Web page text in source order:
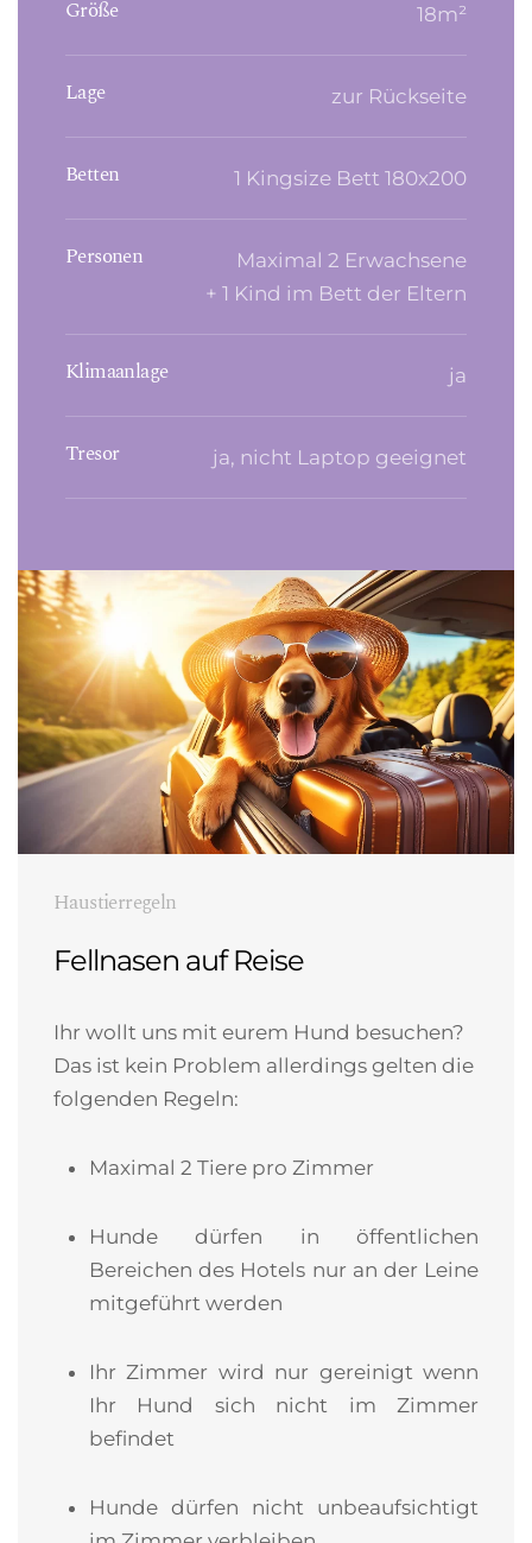
Größe 18m²
Lage zur Rückseite
Betten 1 Kingsize Bett 180x200
Personen
Maximal 2 Erwachsene
+ 1 Kind im Bett der Eltern
Klimaanlage ja
Tresor ja, nicht Laptop geeignet
Haustierregeln
Fellnasen auf Reise
Ihr wollt uns mit eurem Hund besuchen?
Das ist kein Problem allerdings gelten die
folgenden Regeln:
Maximal 2 Tiere pro Zimmer
Hunde dürfen in öffentlichen
Bereichen des Hotels nur an der Leine
mitgeführt werden
Ihr Zimmer wird nur gereinigt wenn
Ihr Hund sich nicht im Zimmer
befindet
Hunde dürfen nicht unbeaufsichtigt